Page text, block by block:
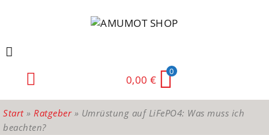
0,00€
0
Start» Ratgeber» Umrüstung auf LiFePO4: Was muss ich
beachten?